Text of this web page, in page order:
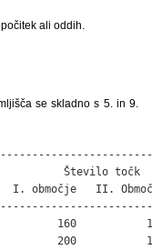
ali oddih.
se skladno s 5. in 9.
Število točk
I. območje   II.
160
200